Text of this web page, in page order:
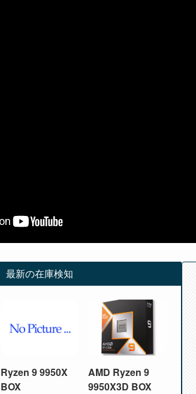
最新の在庫検知
Ryzen 9 9950X
BOX
AMD Ryzen 9
9950X3D BOX